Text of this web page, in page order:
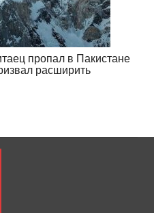
пропал в Пакистане
расширить